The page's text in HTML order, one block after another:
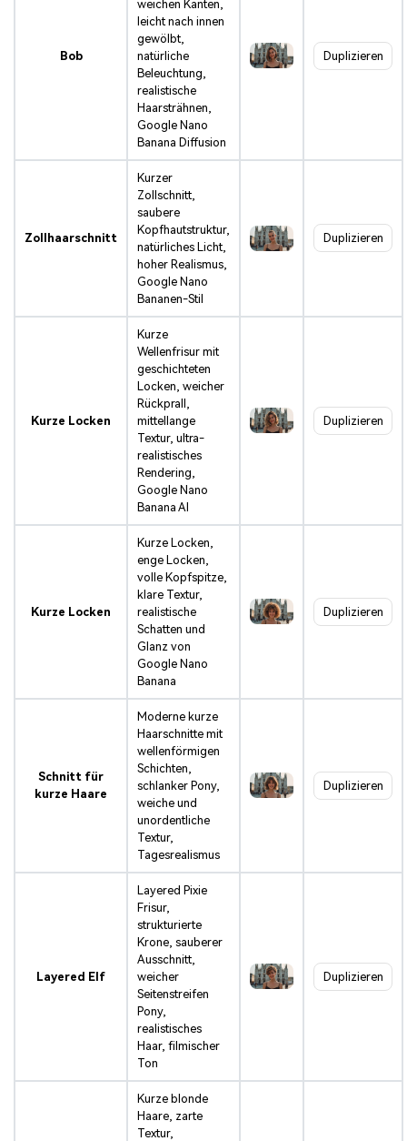
Bob
weichen Kanten,
leicht nach innen
gewölbt,
natürliche
Beleuchtung,
realistische
Haarsträhnen,
Google Nano
Banana Diffusion
Duplizieren
Zollhaarschnitt
Kurzer
Zollschnitt,
saubere
Kopfhautstruktur,
natürliches Licht,
hoher Realismus,
Google Nano
Bananen-Stil
Duplizieren
Kurze Locken
Kurze
Wellenfrisur mit
geschichteten
Locken, weicher
Rückprall,
mittellange
Textur, ultra-
realistisches
Rendering,
Google Nano
Banana AI
Duplizieren
Kurze Locken
Kurze Locken,
enge Locken,
volle Kopfspitze,
klare Textur,
realistische
Schatten und
Glanz von
Google Nano
Banana
Duplizieren
Schnitt für
kurze Haare
Moderne kurze
Haarschnitte mit
wellenförmigen
Schichten,
schlanker Pony,
weiche und
unordentliche
Textur,
Tagesrealismus
Duplizieren
Layered Elf
Layered Pixie
Frisur,
strukturierte
Krone, sauberer
Ausschnitt,
weicher
Seitenstreifen
Pony,
realistisches
Haar, filmischer
Ton
Duplizieren
Kurze blonde
Haare, zarte
Textur,